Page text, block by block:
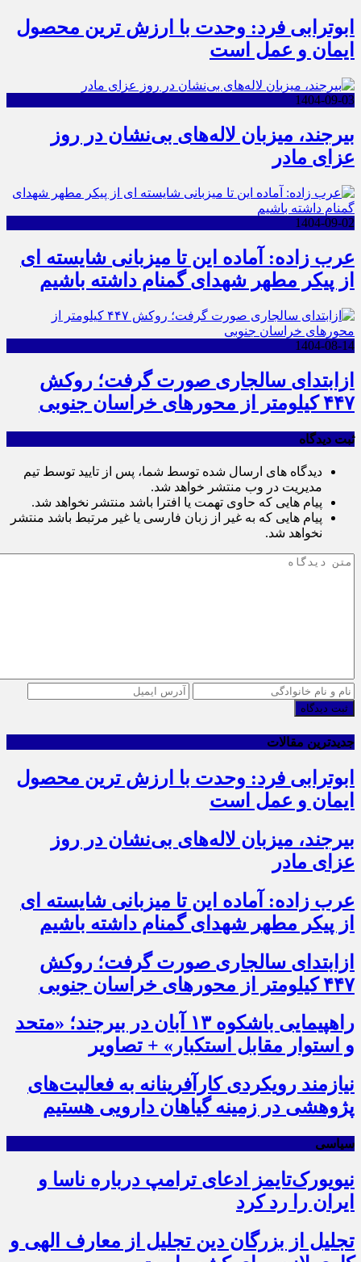
ابوترابی فرد: وحدت با ارزش ترین محصول
ایمان و عمل است
1404-09-03
بیرجند، میزبان لاله‌های بی‌نشان در روز
عزای مادر
1404-09-02
عرب زاده: آماده این تا میزبانی شایسته ای
از پیکر مطهر شهدای گمنام داشته باشیم
1404-08-14
ازابتدای سالجاری صورت گرفت؛ روکش
۴۴۷ کیلومتر از محورهای خراسان جنوبی
ثبت دیدگاه
دیدگاه های ارسال شده توسط شما، پس از تایید توسط تیم
مدیریت در وب منتشر خواهد شد.
پیام هایی که حاوی تهمت یا افترا باشد منتشر نخواهد شد.
پیام هایی که به غیر از زبان فارسی یا غیر مرتبط باشد منتشر
نخواهد شد.
ثبت دیدگاه
جدیدترین مقالات
ابوترابی فرد: وحدت با ارزش ترین محصول
ایمان و عمل است
بیرجند، میزبان لاله‌های بی‌نشان در روز
عزای مادر
عرب زاده: آماده این تا میزبانی شایسته ای
از پیکر مطهر شهدای گمنام داشته باشیم
ازابتدای سالجاری صورت گرفت؛ روکش
۴۴۷ کیلومتر از محورهای خراسان جنوبی
راهپیمایی باشکوه ۱۳ آبان در بیرجند؛ «متحد
و استوار مقابل استکبار» + تصاویر
نیازمند رویکردی کارآفرینانه به فعالیت‌های
پژوهشی در زمینه گیاهان دارویی هستیم
سیاسی
نیویورک‌تایمز ادعای ترامپ درباره ناسا و
ایران را رد کرد
تجلیل از بزرگان دین تجلیل از معارف الهی و